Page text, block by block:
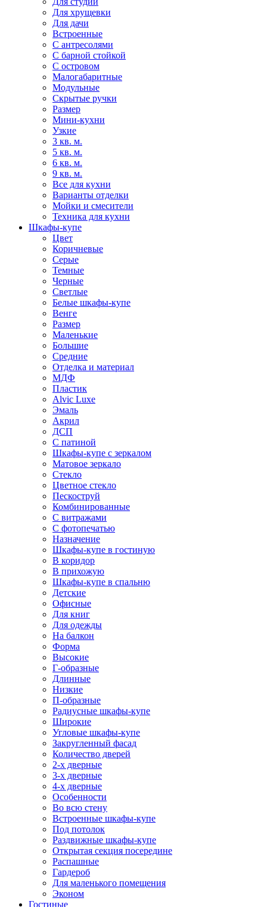
Для хрущевки
Для дачи
Встроенные
С антресолями
С барной стойкой
С островом
Малогабаритные
Модульные
Скрытые ручки
Размер
Мини-кухни
Узкие
3 кв. м.
5 кв. м.
6 кв. м.
9 кв. м.
Все для кухни
Варианты отделки
Мойки и смесители
Техника для кухни
Шкафы-купе
Цвет
Коричневые
Серые
Темные
Черные
Светлые
Белые шкафы-купе
Венге
Размер
Маленькие
Большие
Средние
Отделка и материал
МДФ
Пластик
Alvic Luxe
Эмаль
Акрил
ДСП
С патиной
Шкафы-купе с зеркалом
Матовое зеркало
Стекло
Цветное стекло
Пескоструй
Комбинированные
С витражами
С фотопечатью
Назначение
Шкафы-купе в гостиную
В коридор
В прихожую
Шкафы-купе в спальню
Детские
Офисные
Для книг
Для одежды
На балкон
Форма
Высокие
Г-образные
Длинные
Низкие
П-образные
Радиусные шкафы-купе
Широкие
Угловые шкафы-купе
Закругленный фасад
Количество дверей
2-х дверные
3-х дверные
4-х дверные
Особенности
Во всю стену
Встроенные шкафы-купе
Под потолок
Раздвижные шкафы-купе
Открытая секция посередине
Распашные
Гардероб
Для маленького помещения
Эконом
Гостиные